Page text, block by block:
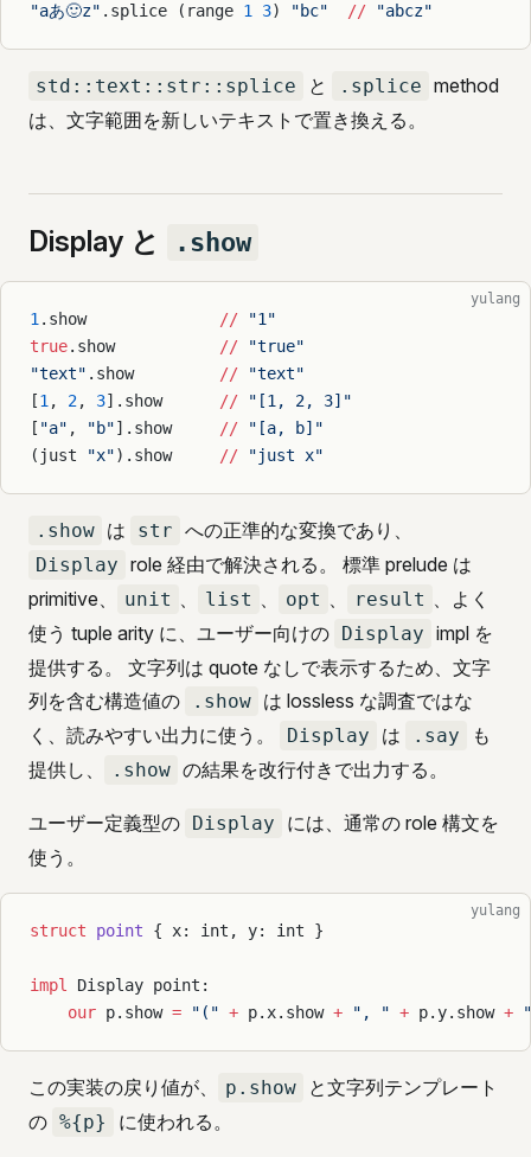
"aあ🙂z" .splice (range 1 3) "bc"
  //
"abcz"
std::text::str::splice と .splice method
は、文字範囲を新しいテキストで置き換える。
Display と .show
yulang
1 .show // "1"
true.show // "true"
"text" .show // "text"
[1 , 2, 3].show // "[1, 2, 3]"
[ "a" , "b"].show // "[a, b]"
(just
"x").show // "just x"
.show は str への正準的な変換であり、
Display role 経由で解決される。 標準 prelude は
primitive、
unit 、 list 、 opt 、 result 、よく
使う tuple arity に、ユーザー向けの Display impl を
提供する。 文字列は quote なしで表示するため、文字
列を含む構造値の
.show は lossless な調査ではな
く、読みやすい出力に使う。
Display は .say
も
提供し、
.show の結果を改行付きで出力する。
ユーザー定義型の Display
には、通常の role 構文を
使う。
yulang
struct point { x: int, y: int }
impl
Display point:
    our
p.show = "(" + p.x.show + ", " + p.y.show +
この実装の戻り値が、 p.show
と文字列テンプレート
の %{p} に使われる。